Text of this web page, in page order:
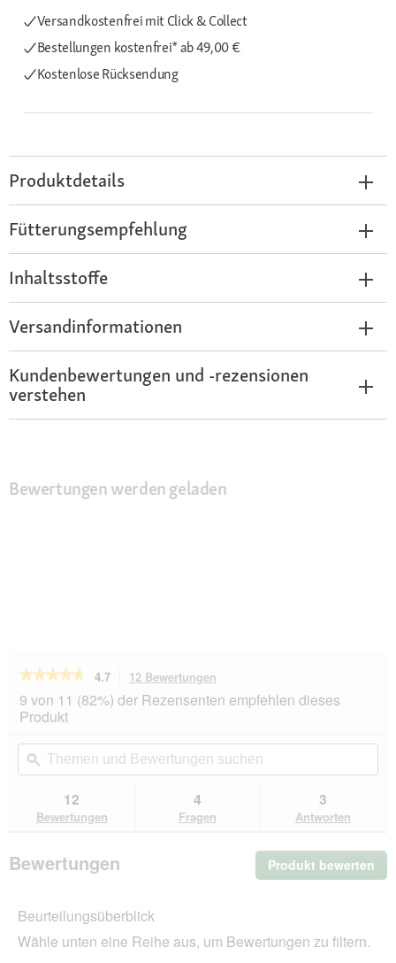
Versandkostenfrei mit Click & Collect
Bestellungen kostenfrei*ab 49,00 €
Kostenlose Rücksendung
Produktdetails
Fütterungsempfehlung
Inhaltsstoffe
Versandinformationen
Kundenbewertungen und -rezensionen
verstehen
Bewertungen werden geladen
★★★★★
★★★★★
von
5
lesen
für
NATURE
WILDERNESS
Adult,
300
4.7 12 Bewertungen
Aktion
du
zu
den
9 von 11 (82%) der Rezensenten empfehlen dieses
Produkt
Themen
und
Bewertungen
ϙ
12
Bewertungen
4
Fragen
3
Antworten
Bewertungen Produkt bewerten
Mit
Beurteilungsüberblick
Wähle unten eine Reihe aus, um Bewertungen zu filtern.